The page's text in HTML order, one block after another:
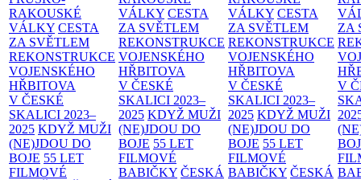
RAKOUSKÉ
VÁLKY CESTA
ZA SVĚTLEM
REKONSTRUKCE
VOJENSKÉHO
HŘBITOVA
V ČESKÉ
SKALICI 2023–
2025 KDYŽ MUŽI
(NE)JDOU DO
BOJE 55 LET
FILMOVÉ
VÁLKY CESTA
ZA SVĚTLEM
REKONSTRUKCE
VOJENSKÉHO
HŘBITOVA
V ČESKÉ
SKALICI 2023–
2025 KDYŽ MUŽI
(NE)JDOU DO
BOJE 55 LET
FILMOVÉ
BABIČKY ČESKÁ
VÁLKY CESTA
ZA SVĚTLEM
REKONSTRUKCE
VOJENSKÉHO
HŘBITOVA
V ČESKÉ
SKALICI 2023–
2025 KDYŽ MUŽI
(NE)JDOU DO
BOJE 55 LET
FILMOVÉ
BABIČKY ČESKÁ
ZA
V